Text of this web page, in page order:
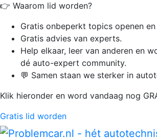
👉 Waarom lid worden?
Gratis onbeperkt topics openen en
Gratis advies van experts.
Help elkaar, leer van anderen en
dé auto-expert community.
💬 Samen staan we sterker in
Klik hieronder en word vandaag nog
Gratis lid worden